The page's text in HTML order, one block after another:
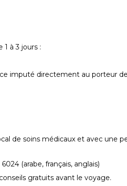
à 3 jours :
imputé directement au porteur
de soins médicaux et avec une
(arabe, français, anglais)
gratuits avant le voyage.